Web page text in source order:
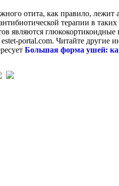
отита, как правило, лежит
терапии в
являются глюкокортикоидные
portal.com. Читайте другие
Большая форма ушей: